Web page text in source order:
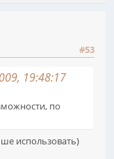
#53
19:48:17
по
использовать)